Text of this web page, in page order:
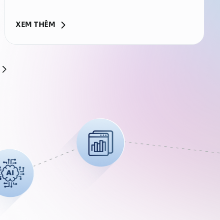
Revenue Officer của FPT Smart Cloud (FPT
XEM THÊM